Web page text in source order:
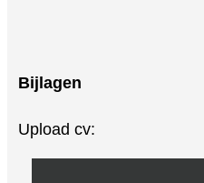
Bijlagen
Upload cv: